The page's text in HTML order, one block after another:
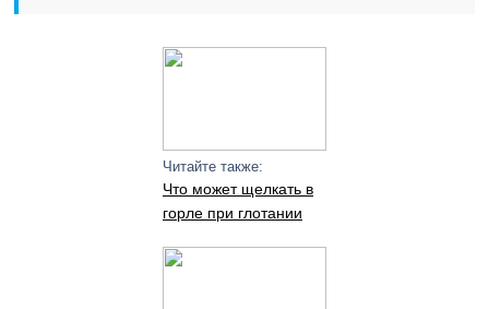
Читайте также:
Что может щелкать в
горле при глотании